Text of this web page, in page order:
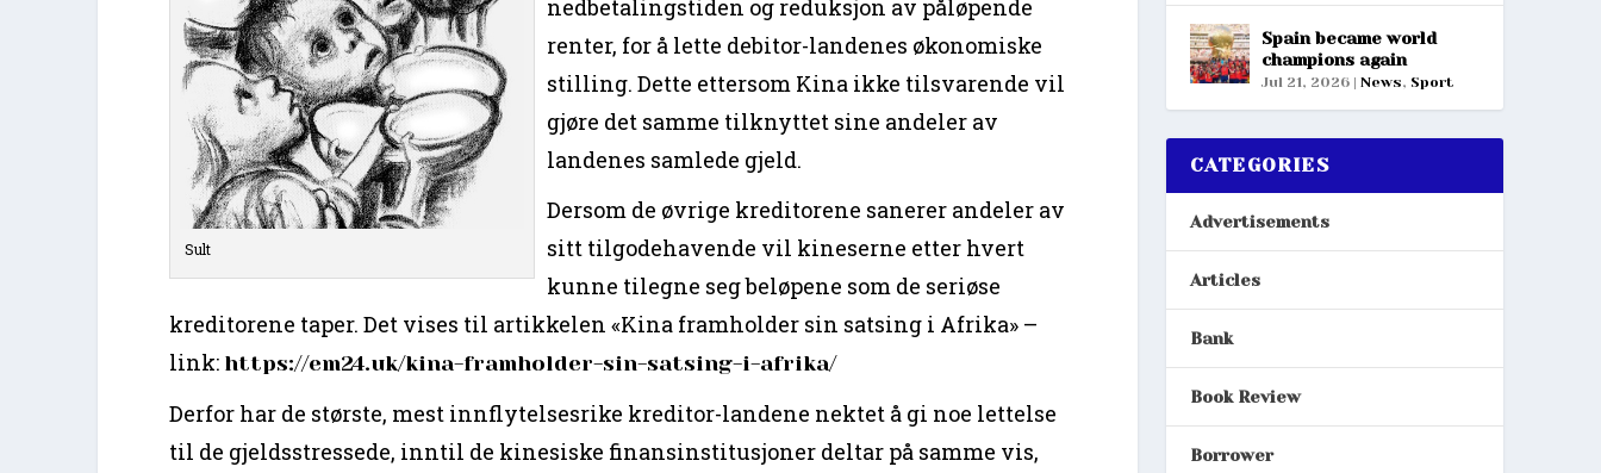
Sult
nedbetalingstiden og reduksjon av påløpende
renter, for å lette debitor-landenes økonomiske
stilling. Dette ettersom Kina ikke tilsvarende vil
gjøre det samme tilknyttet sine andeler av
landenes samlede gjeld.
Dersom de øvrige kreditorene sanerer andeler av
sitt tilgodehavende vil kineserne etter hvert
kunne tilegne seg beløpene som de seriøse
kreditorene taper. Det vises til artikkelen «Kina framholder sin satsing i Afrika» –
link: https://em24.uk/kina-framholder-sin-satsing-i-afrika/
Derfor har de største, mest innflytelsesrike kreditor-landene nektet å gi noe lettelse
til de gjeldsstressede, inntil de kinesiske finansinstitusjoner deltar på samme vis,
Spain became world
champions again
Jul 21, 2026| News, Sport
CATEGORIES
Advertisements
Articles
Bank
Book Review
Borrower